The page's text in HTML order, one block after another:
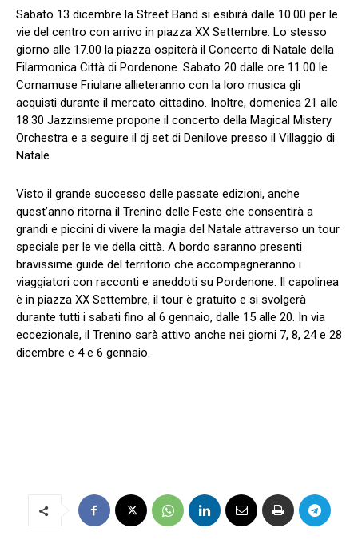
Sabato 13 dicembre la Street Band si esibirà dalle 10.00 per le
vie del centro con arrivo in piazza XX Settembre. Lo stesso
giorno alle 17.00 la piazza ospiterà il Concerto di Natale della
Filarmonica Città di Pordenone. Sabato 20 dalle ore 11.00 le
Cornamuse Friulane allieteranno con la loro musica gli
acquisti durante il mercato cittadino. Inoltre, domenica 21 alle
18.30 Jazzinsieme propone il concerto della Magical Mistery
Orchestra e a seguire il dj set di Denilove presso il Villaggio di
Natale.
​Visto il grande successo delle passate edizioni, anche
quest’anno ritorna il Trenino delle Feste che consentirà a
grandi e piccini di vivere la magia del Natale attraverso un tour
speciale per le vie della città. A bordo saranno presenti
bravissime guide del territorio che accompagneranno i
viaggiatori con racconti e aneddoti su Pordenone. Il capolinea
è in piazza XX Settembre, il tour è gratuito e si svolgerà
durante tutti i sabati fino al 6 gennaio, dalle 15 alle 20. In via
eccezionale, il Trenino sarà attivo anche nei giorni 7, 8, 24 e 28
dicembre e 4 e 6 gennaio.